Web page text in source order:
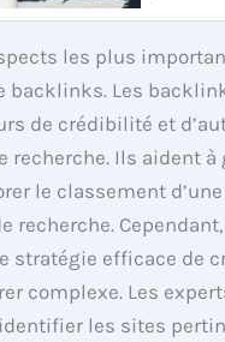
les plus
backlinks. Les
de crédibilité et
recherche. Ils aident à
le classement
recherche.
stratégie efficace de
complexe. Les
les sites